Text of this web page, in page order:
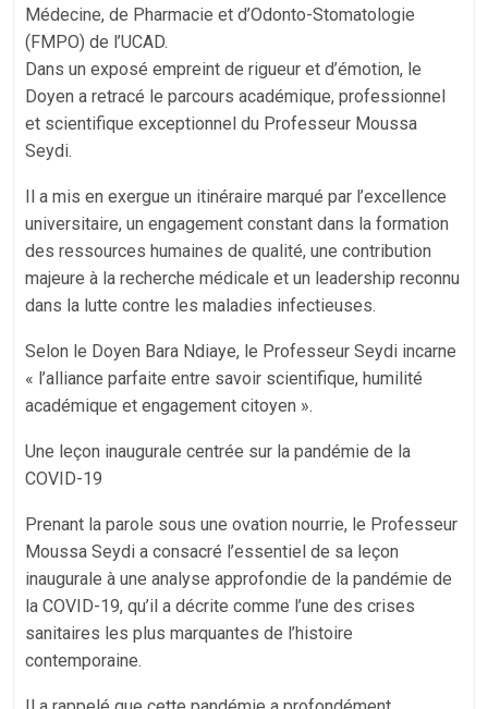
Médecine, de Pharmacie et d’Odonto-Stomatologie
(FMPO) de l’UCAD.
Dans un exposé empreint de rigueur et d’émotion, le
Doyen a retracé le parcours académique, professionnel
et scientifique exceptionnel du Professeur Moussa
Seydi.
Il a mis en exergue un itinéraire marqué par l’excellence
universitaire, un engagement constant dans la formation
des ressources humaines de qualité, une contribution
majeure à la recherche médicale et un leadership reconnu
dans la lutte contre les maladies infectieuses.
Selon le Doyen Bara Ndiaye, le Professeur Seydi incarne
« l’alliance parfaite entre savoir scientifique, humilité
académique et engagement citoyen ».
Une leçon inaugurale centrée sur la pandémie de la
COVID-19
Prenant la parole sous une ovation nourrie, le Professeur
Moussa Seydi a consacré l’essentiel de sa leçon
inaugurale à une analyse approfondie de la pandémie de
la COVID-19, qu’il a décrite comme l’une des crises
sanitaires les plus marquantes de l’histoire
contemporaine.